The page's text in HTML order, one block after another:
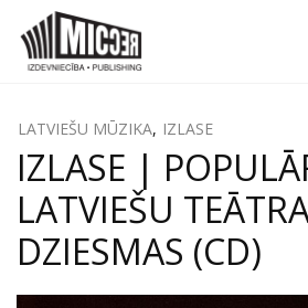
LATVIEŠU MŪZIKA, IZLASE
IZLASE |
LATVIEŠU
DZIESMAS (CD)